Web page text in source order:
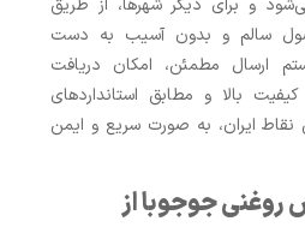
و برای دیگر شهرها، از طریق
سالم و بدون آسیب به دست
ارسال مطمئن، امکان دریافت
بالا و مطابق استانداردهای
نقاط ایران، به‌ صورت سریع و ایمن
روغنی جوجوبا از